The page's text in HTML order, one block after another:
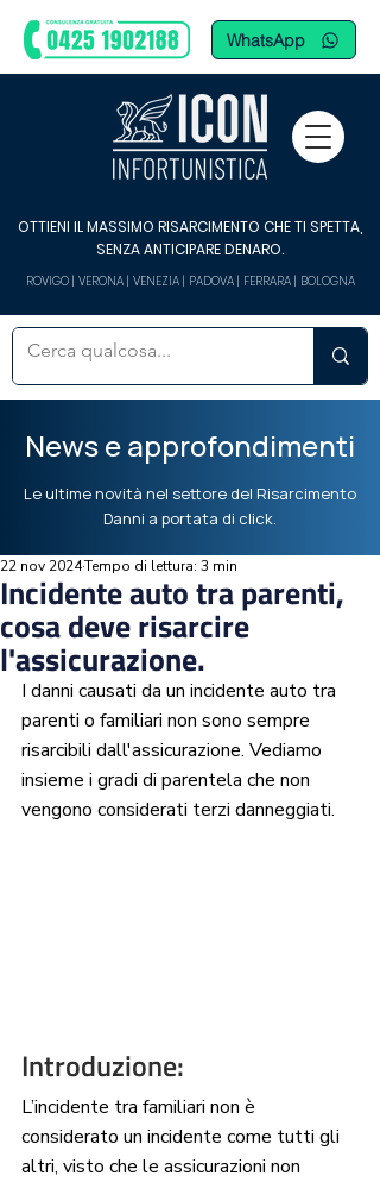
WhatsApp
OTTIENI IL MASSIMO RISARCIMENTO CHE TI SPETTA,
SENZA ANTICIPARE DENARO.
ROVIGO | VERONA | VENEZIA | PADOVA | FERRARA | BOLOGNA
News e approfondimenti
Le ultime novità nel settore del Risarcimento
Danni a portata di click.
Incidente auto tra parenti,
cosa deve risarcire
l'assicurazione.
22 nov 2024Tempo di lettura: 3 min
I danni causati da un incidente auto tra
parenti o familiari non sono sempre
risarcibili dall'assicurazione. Vediamo
insieme i gradi di parentela che non
vengono considerati terzi danneggiati.
Introduzione:
L’incidente tra familiari non è
considerato un incidente come tutti gli
altri, visto che le assicurazioni non